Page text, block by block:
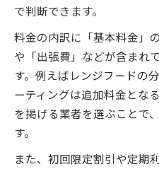
で判断できます。
料金の内訳に「基本料金」
や「出張費」などが含まれ
す。例えばレンジフードの
ーティングは追加料金とな
を掲げる業者を選ぶことで
す。
また、初回限定割引や定期